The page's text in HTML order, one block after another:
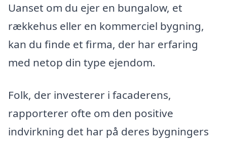
Uanset om du ejer en bungalow, et
rækkehus eller en kommerciel bygning,
kan du finde et firma, der har erfaring
med netop din type ejendom.
Folk, der investerer i facaderens,
rapporterer ofte om den positive
indvirkning det har på deres bygningers